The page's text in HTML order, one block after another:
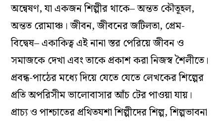
অন্বেষণ, যা একজন শিল্পীর থাকে– অন্তত কৌতূহল,
অন্তত রোমাঞ্চ। জীবন, জীবনের জটিলতা, প্রেম-
বিদ্বেষ– একাকিত্ব এই নানা স্তর পেরিয়ে জীবন ও
সমাজকে দেখা এবং তাকে প্রকাশ করা নিজস্ব শৈলীতে।
প্রবন্ধ-পাঠের মধ‌্যে দিয়ে যেতে যেতে লেখকের শিল্পের
প্রতি অপরিসীম ভালোবাসার আঁচ টের পাওয়া যায়।
প্রাচ‌্য ও পাশ্চাতের প্রথিতযশা শিল্পীদের শিল্প, শিল্পভাবনা